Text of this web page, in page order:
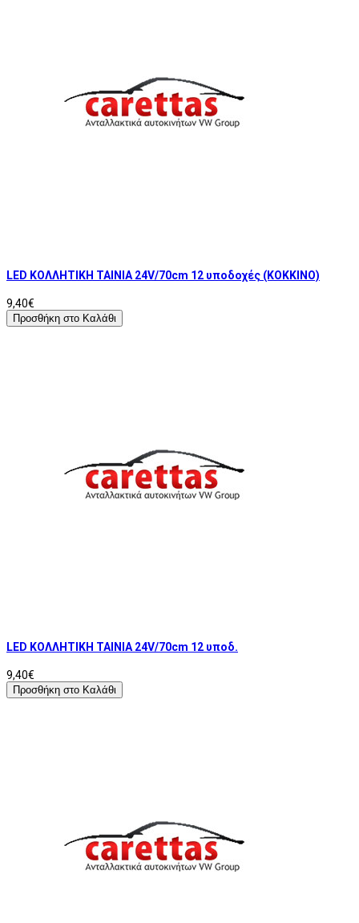
LED ΚΟΛΛΗΤΙΚΗ ΤΑΙΝΙΑ 24V/70cm 12 υποδοχές (ΚΟΚΚΙΝΟ)
9,40€
Προσθήκη στο Καλάθι
LED ΚΟΛΛΗΤΙΚΗ ΤΑΙΝΙΑ 24V/70cm 12 υποδ.
9,40€
Προσθήκη στο Καλάθι